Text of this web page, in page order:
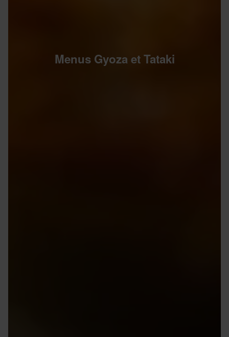
Menus Gyoza et Tataki